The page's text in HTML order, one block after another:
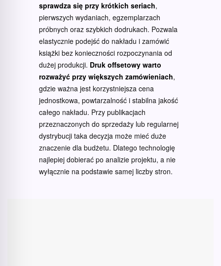
sprawdza się przy krótkich seriach,
pierwszych wydaniach, egzemplarzach
próbnych oraz szybkich dodrukach. Pozwala
elastycznie podejść do nakładu i zamówić
książki bez konieczności rozpoczynania od
dużej produkcji. Druk offsetowy warto
rozważyć przy większych zamówieniach,
gdzie ważna jest korzystniejsza cena
jednostkowa, powtarzalność i stabilna jakość
całego nakładu. Przy publikacjach
przeznaczonych do sprzedaży lub regularnej
dystrybucji taka decyzja może mieć duże
znaczenie dla budżetu. Dlatego technologię
najlepiej dobierać po analizie projektu, a nie
wyłącznie na podstawie samej liczby stron.